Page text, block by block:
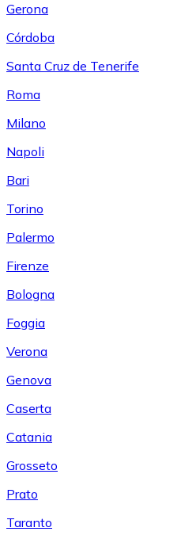
Gerona
Córdoba
Santa Cruz de Tenerife
Roma
Milano
Napoli
Bari
Torino
Palermo
Firenze
Bologna
Foggia
Verona
Genova
Caserta
Catania
Grosseto
Prato
Taranto